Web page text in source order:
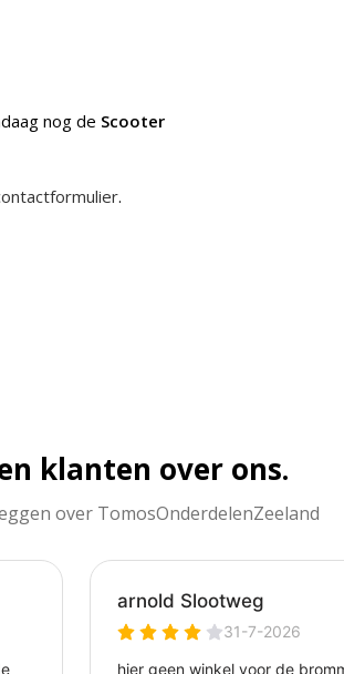
nog de Scooter
.
klanten over ons.
over TomosOnderdelenZeeland